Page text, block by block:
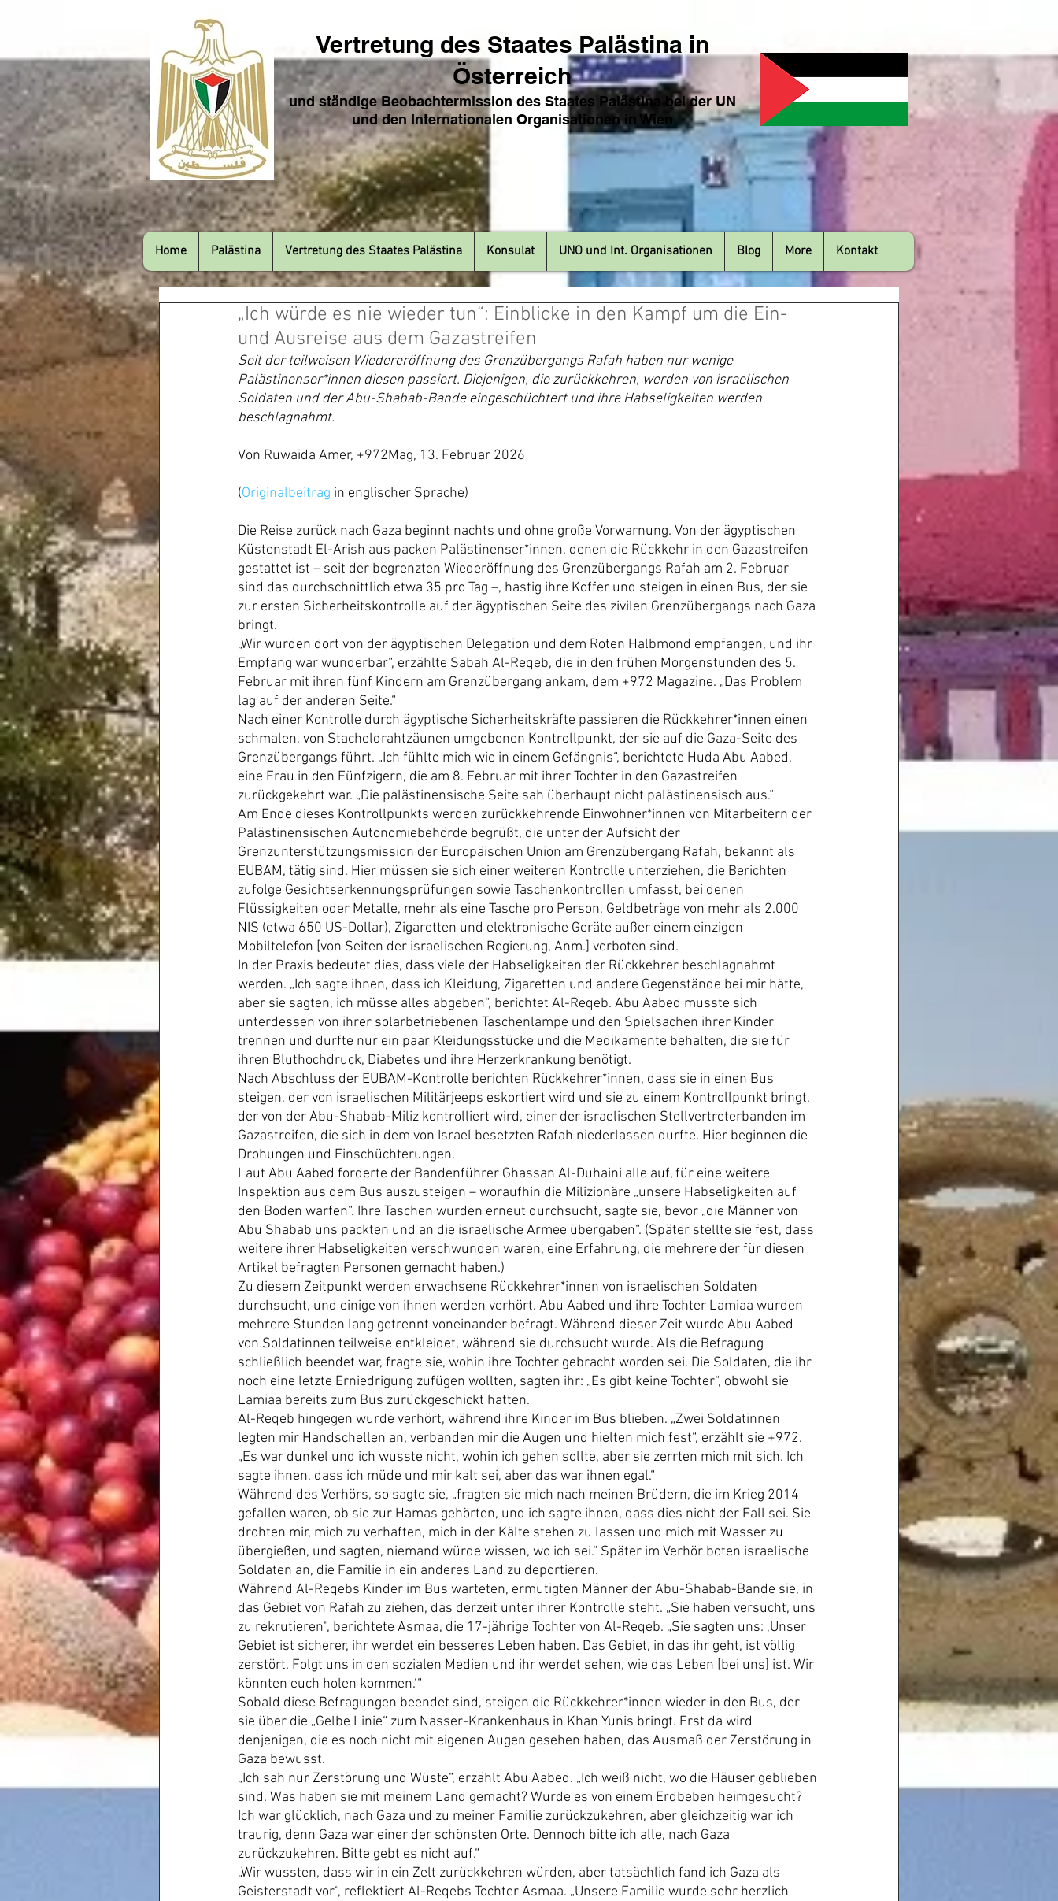
Vertretung des Staates Palästina in
Österreich
und ständige Beobachtermission des Staates Palästina bei der UN
und den Internationalen Organisationen in Wien
„Ich würde es nie wieder tun“: Einblicke in den Kampf um die Ein-
und Ausreise aus dem Gazastreifen
Seit der teilweisen Wiedereröffnung des Grenzübergangs Rafah haben nur wenige
Palästinenser*innen diesen passiert. Diejenigen, die zurückkehren, werden von israelischen
Soldaten und der Abu-Shabab-Bande eingeschüchtert und ihre Habseligkeiten werden
beschlagnahmt.
Von Ruwaida Amer, +972Mag, 13. Februar 2026
(Originalbeitrag in englischer Sprache)
Die Reise zurück nach Gaza beginnt nachts und ohne große Vorwarnung. Von der ägyptischen
Küstenstadt El-Arish aus packen Palästinenser*innen, denen die Rückkehr in den Gazastreifen
gestattet ist – seit der begrenzten Wiederöffnung des Grenzübergangs Rafah am 2. Februar
sind das durchschnittlich etwa 35 pro Tag –, hastig ihre Koffer und steigen in einen Bus, der sie
zur ersten Sicherheitskontrolle auf der ägyptischen Seite des zivilen Grenzübergangs nach Gaza
bringt.
„Wir wurden dort von der ägyptischen Delegation und dem Roten Halbmond empfangen, und ihr
Empfang war wunderbar“, erzählte Sabah Al-Reqeb, die in den frühen Morgenstunden des 5.
Februar mit ihren fünf Kindern am Grenzübergang ankam, dem +972 Magazine. „Das Problem
lag auf der anderen Seite.“
Nach einer Kontrolle durch ägyptische Sicherheitskräfte passieren die Rückkehrer*innen einen
schmalen, von Stacheldrahtzäunen umgebenen Kontrollpunkt, der sie auf die Gaza-Seite des
Grenzübergangs führt. „Ich fühlte mich wie in einem Gefängnis“, berichtete Huda Abu Aabed,
eine Frau in den Fünfzigern, die am 8. Februar mit ihrer Tochter in den Gazastreifen
zurückgekehrt war. „Die palästinensische Seite sah überhaupt nicht palästinensisch aus.“
Am Ende dieses Kontrollpunkts werden zurückkehrende Einwohner*innen von Mitarbeitern der
Palästinensischen Autonomiebehörde begrüßt, die unter der Aufsicht der
Grenzunterstützungsmission der Europäischen Union am Grenzübergang Rafah, bekannt als
EUBAM, tätig sind. Hier müssen sie sich einer weiteren Kontrolle unterziehen, die Berichten
zufolge Gesichtserkennungsprüfungen sowie Taschenkontrollen umfasst, bei denen
Flüssigkeiten oder Metalle, mehr als eine Tasche pro Person, Geldbeträge von mehr als 2.000
NIS (etwa 650 US-Dollar), Zigaretten und elektronische Geräte außer einem einzigen
Mobiltelefon [von Seiten der israelischen Regierung, Anm.] verboten sind.
In der Praxis bedeutet dies, dass viele der Habseligkeiten der Rückkehrer beschlagnahmt
werden. „Ich sagte ihnen, dass ich Kleidung, Zigaretten und andere Gegenstände bei mir hätte,
aber sie sagten, ich müsse alles abgeben“, berichtet Al-Reqeb. Abu Aabed musste sich
unterdessen von ihrer solarbetriebenen Taschenlampe und den Spielsachen ihrer Kinder
trennen und durfte nur ein paar Kleidungsstücke und die Medikamente behalten, die sie für
ihren Bluthochdruck, Diabetes und ihre Herzerkrankung benötigt.
Nach Abschluss der EUBAM-Kontrolle berichten Rückkehrer*innen, dass sie in einen Bus
steigen, der von israelischen Militärjeeps eskortiert wird und sie zu einem Kontrollpunkt bringt,
der von der Abu-Shabab-Miliz kontrolliert wird, einer der israelischen Stellvertreterbanden im
Gazastreifen, die sich in dem von Israel besetzten Rafah niederlassen durfte. Hier beginnen die
Drohungen und Einschüchterungen.
Laut Abu Aabed forderte der Bandenführer Ghassan Al-Duhaini alle auf, für eine weitere
Inspektion aus dem Bus auszusteigen – woraufhin die Milizionäre „unsere Habseligkeiten auf
den Boden warfen“. Ihre Taschen wurden erneut durchsucht, sagte sie, bevor „die Männer von
Abu Shabab uns packten und an die israelische Armee übergaben“. (Später stellte sie fest, dass
weitere ihrer Habseligkeiten verschwunden waren, eine Erfahrung, die mehrere der für diesen
Artikel befragten Personen gemacht haben.)
Zu diesem Zeitpunkt werden erwachsene Rückkehrer*innen von israelischen Soldaten
durchsucht, und einige von ihnen werden verhört. Abu Aabed und ihre Tochter Lamiaa wurden
mehrere Stunden lang getrennt voneinander befragt. Während dieser Zeit wurde Abu Aabed
von Soldatinnen teilweise entkleidet, während sie durchsucht wurde. Als die Befragung
schließlich beendet war, fragte sie, wohin ihre Tochter gebracht worden sei. Die Soldaten, die ihr
noch eine letzte Erniedrigung zufügen wollten, sagten ihr: „Es gibt keine Tochter“, obwohl sie
Lamiaa bereits zum Bus zurückgeschickt hatten.
Al-Reqeb hingegen wurde verhört, während ihre Kinder im Bus blieben. „Zwei Soldatinnen
legten mir Handschellen an, verbanden mir die Augen und hielten mich fest“, erzählt sie +972.
„Es war dunkel und ich wusste nicht, wohin ich gehen sollte, aber sie zerrten mich mit sich. Ich
sagte ihnen, dass ich müde und mir kalt sei, aber das war ihnen egal.“
Während des Verhörs, so sagte sie, „fragten sie mich nach meinen Brüdern, die im Krieg 2014
gefallen waren, ob sie zur Hamas gehörten, und ich sagte ihnen, dass dies nicht der Fall sei. Sie
drohten mir, mich zu verhaften, mich in der Kälte stehen zu lassen und mich mit Wasser zu
übergießen, und sagten, niemand würde wissen, wo ich sei.“ Später im Verhör boten israelische
Soldaten an, die Familie in ein anderes Land zu deportieren.
Während Al-Reqebs Kinder im Bus warteten, ermutigten Männer der Abu-Shabab-Bande sie, in
das Gebiet von Rafah zu ziehen, das derzeit unter ihrer Kontrolle steht. „Sie haben versucht, uns
zu rekrutieren“, berichtete Asmaa, die 17-jährige Tochter von Al-Reqeb. „Sie sagten uns: ‚Unser
Gebiet ist sicherer, ihr werdet ein besseres Leben haben. Das Gebiet, in das ihr geht, ist völlig
zerstört. Folgt uns in den sozialen Medien und ihr werdet sehen, wie das Leben [bei uns] ist. Wir
könnten euch holen kommen.‘“
Sobald diese Befragungen beendet sind, steigen die Rückkehrer*innen wieder in den Bus, der
sie über die „Gelbe Linie“ zum Nasser-Krankenhaus in Khan Yunis bringt. Erst da wird
denjenigen, die es noch nicht mit eigenen Augen gesehen haben, das Ausmaß der Zerstörung in
Gaza bewusst.
„Ich sah nur Zerstörung und Wüste“, erzählt Abu Aabed. „Ich weiß nicht, wo die Häuser geblieben
sind. Was haben sie mit meinem Land gemacht? Wurde es von einem Erdbeben heimgesucht?
Ich war glücklich, nach Gaza und zu meiner Familie zurückzukehren, aber gleichzeitig war ich
traurig, denn Gaza war einer der schönsten Orte. Dennoch bitte ich alle, nach Gaza
zurückzukehren. Bitte gebt es nicht auf.“
„Wir wussten, dass wir in ein Zelt zurückkehren würden, aber tatsächlich fand ich Gaza als
Geisterstadt vor“, reflektiert Al-Reqebs Tochter Asmaa. „Unsere Familie wurde sehr herzlich
Home Palästina Vertretung des Staates Palästina Konsulat UNO und Int. Organisationen Blog More Kontakt